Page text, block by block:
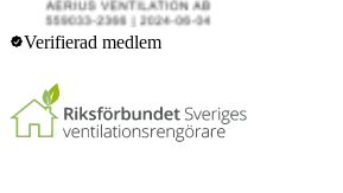
Verifierad medlem